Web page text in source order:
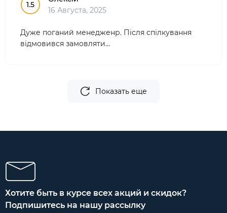
1.5
16 Августа, 2025
Дуже поганий менедженр. Після спілкування
відмовився замовляти...
Показать еще
Хотите быть в курсе всех акций и скидок?
Подпишитесь на нашу рассылку